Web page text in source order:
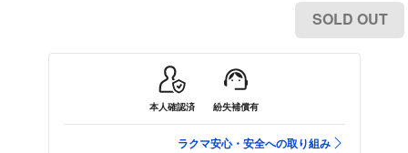
SOLD OUT
本人確認済 紛失補償有
ラクマ安心・安全への取り組み